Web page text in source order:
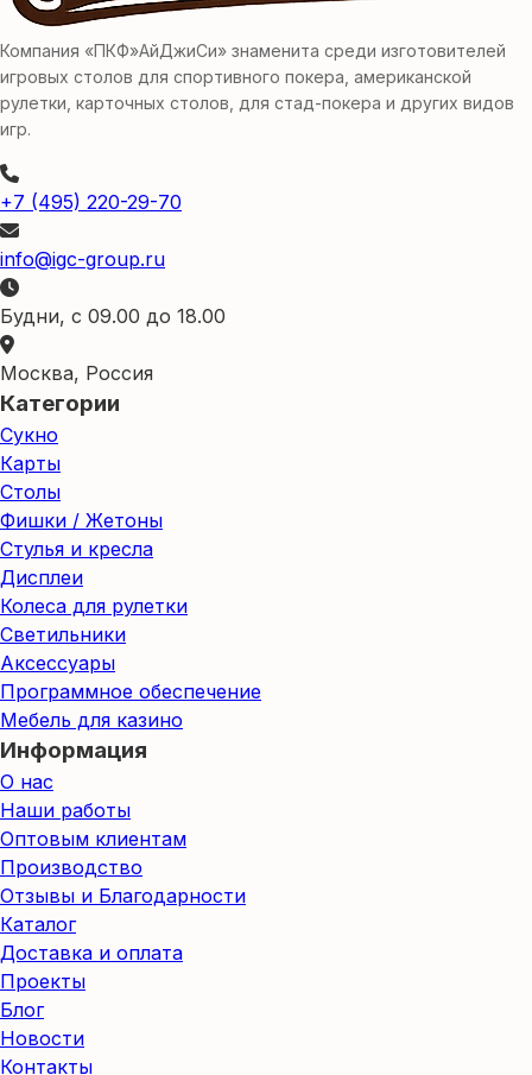
Компания «ПКФ»АйДжиСи» знаменита среди изготовителей
игровых столов для спортивного покера, американской
рулетки, карточных столов, для стад-покера и других видов
игр.
+7 (495) 220-29-70
info@igc-group.ru
Будни, с 09.00 до 18.00
Москва, Россия
Категории
Сукно
Карты
Столы
Фишки / Жетоны
Стулья и кресла
Дисплеи
Колеса для рулетки
Светильники
Аксессуары
Программное обеспечение
Мебель для казино
Информация
О нас
Наши работы
Оптовым клиентам
Производство
Отзывы и Благодарности
Каталог
Доставка и оплата
Проекты
Блог
Новости
Контакты